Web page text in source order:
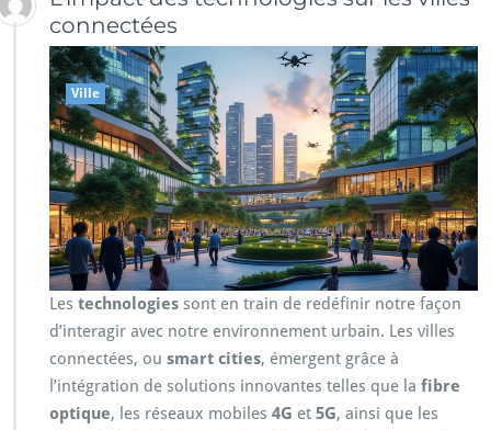
connectées
Ville
Les technologies sont en train de redéfinir notre façon
d’interagir avec notre environnement urbain. Les villes
connectées, ou smart cities, émergent grâce à
l’intégration de solutions innovantes telles que la fibre
optique, les réseaux mobiles 4G et 5G, ainsi que les